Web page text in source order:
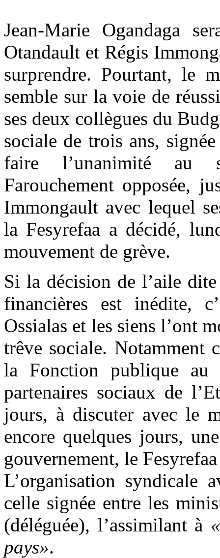
Jean-Marie Ogandaga
Otandault et Régis
surprendre. Pourtant, le
semble sur la voie de
ses deux collègues du
sociale de trois ans,
faire l’unanimité au
Farouchement opposée,
Immongault avec lequel
la Fesyrefaa a décidé,
mouvement de grève.
Si la décision de l’aile
financières est inédite,
Ossialas et les siens l’ont
trêve sociale. Notamment
la Fonction publique au
partenaires sociaux de
jours, à discuter avec le
encore quelques jours,
gouvernement, le
L’organisation syndicale
celle signée entre les
(déléguée), l’assimilant à
pays».